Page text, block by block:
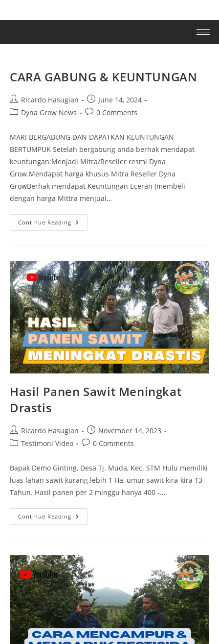
CARA GABUNG & KEUNTUNGAN
Ricardo Hasugian
June 14, 2024
Dyna Grow News
0 Comments
MARI BERGABUNG DAN DAPATKAN KEUNTUNGAN
BERTUMPUK Setelah bergabung anda berhak mendapat
keuntungan:Menjadi Mitra/Reseller resmi Dyna
Grow.Mendapat harga khusus Mitra Reseller Dyna
GrowBerhak mendapat Keuntungan Eceran (membeli
dengan harga Mittra menjual…
Continue Reading
Hasil Panen Sawit Meningkat
Drastis
Ricardo Hasugian
November 14, 2023
Testimoni Video
0 Comments
Bapak Demo Ginting, Desa Tj. Muda, Kec. STM Hulu memiliki
luas lahan sawit kurang lebih 1 Ha, umur sawit kira-kira 13
Tahun. Hasil panen per 2 minggu hanya 400 -…
Continue Reading